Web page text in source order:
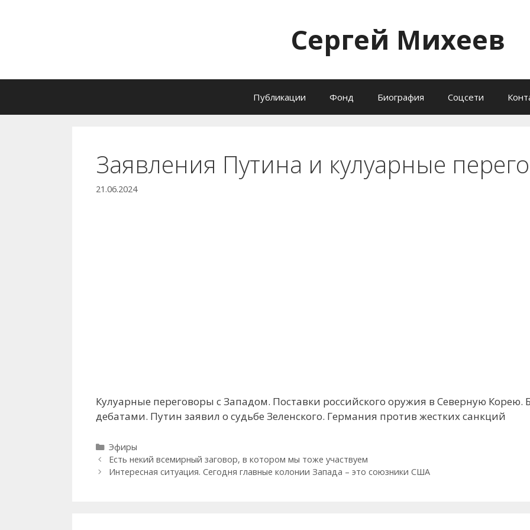
Сергей Михеев
Публикации Фонд Биография Соцсети
Заявления Путина и кулуарные
21.06.2024
Кулуарные переговоры с Западом. Поставки российского оружия в Северную Корею.
дебатами. Путин заявил о судьбе Зеленского. Германия против жестких санкций
Рубрики
Эфиры
Есть некий всемирный заговор, в котором мы тоже участвуем
Интересная ситуация. Сегодня главные колонии Запада – это союзники США